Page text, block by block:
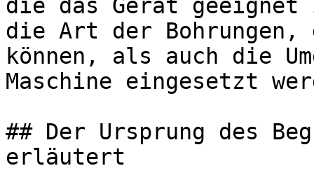
die das Gerät
die Art der Bohrungen,
können, als auch die
Maschine eingesetzt
## Der Ursprung des
erläutert